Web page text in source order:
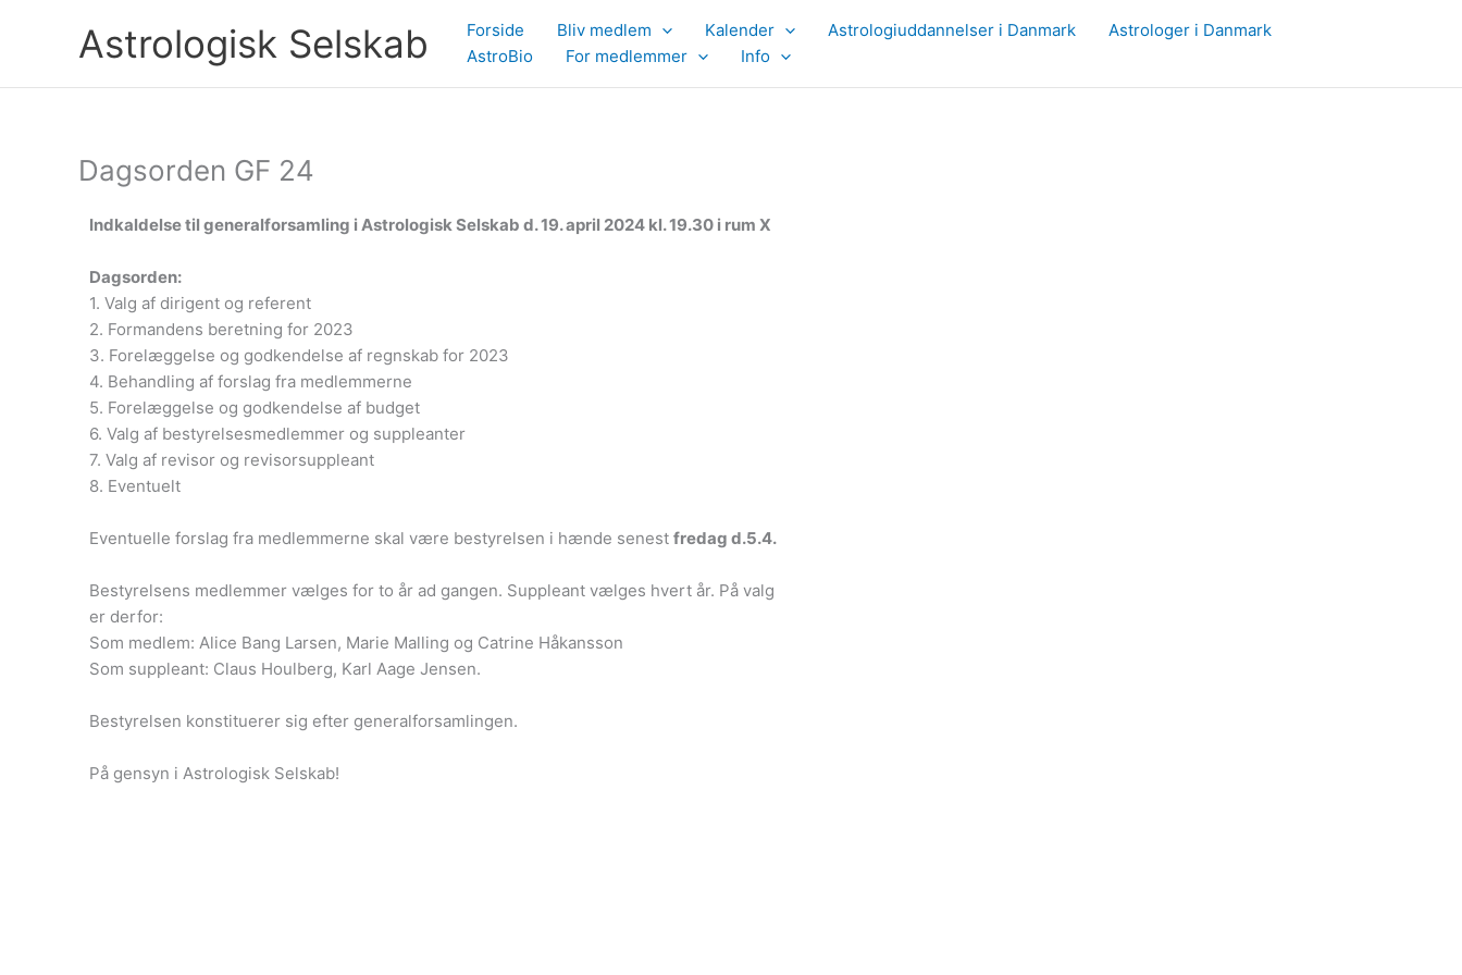
Astrologisk Selskab Forside Bliv medlem Kalender Astrologiuddannelser i Danmark
Astrologer i Danmark
AstroBio
For medlemmer Info
Dagsorden GF 24
Indkaldelse til generalforsamling i Astrologisk Selskab d. 19. april 2024 kl. 19.30 i rum X
Dagsorden:
1. Valg af dirigent og referent
2. Formandens beretning for 2023
3. Forelæggelse og godkendelse af regnskab for 2023
4. Behandling af forslag fra medlemmerne
5. Forelæggelse og godkendelse af budget
6. Valg af bestyrelsesmedlemmer og suppleanter
7. Valg af revisor og revisorsuppleant
8. Eventuelt
Eventuelle forslag fra medlemmerne skal være bestyrelsen i hænde senest fredag d.5.4.
Bestyrelsens medlemmer vælges for to år ad gangen. Suppleant vælges hvert år. På valg
er derfor:
Som medlem: Alice Bang Larsen, Marie Malling og Catrine Håkansson
Som suppleant: Claus Houlberg, Karl Aage Jensen.
Bestyrelsen konstituerer sig efter generalforsamlingen.
På gensyn i Astrologisk Selskab!